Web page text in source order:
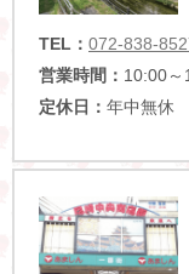
TEL： 072-838-
営業時間： 10:00～
定休日： 年中無休